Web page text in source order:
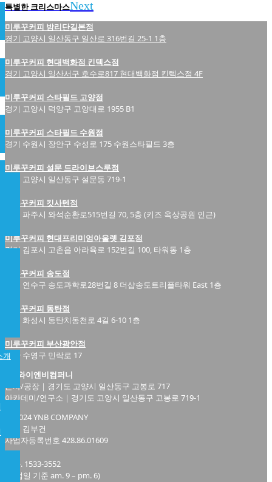
개
특별한 크리스마스Next
미루꾸커피 밤리단길본점
경기 고양시 일산동구 일산로 316번길 25-1 1층
미루꾸커피 현대백화점 킨텍스점
경기 고양시 일산서구 호수로817 현대백화점 킨텍스점 4F
미루꾸커피 스타필드 고양점
경기 고양시 덕양구 고양대로 1955 B1
미루꾸커피 스타필드 수원점
경기 수원시 장안구 수성로 175 수원스타필드 3층
미루꾸커피 설문 드라이브스루점
경기 고양시 일산동구 설문동 719-1
미루꾸커피 킷사텐점
경기 파주시 와석순환로515번길 70, 5층 (키즈 옥상공원 인근)
미루꾸커피 현대프리미엄아울렛 김포점
경기 김포시 고촌읍 아라육로 152번길 100, 타워동 1층
미루꾸커피 송도점
인천 연수구 송도과학로28번길 8 더샵송도트리플타워 East 1층
미루꾸커피 동탄점
경기 화성시 동탄치동천로 4길 6-10 1층
미루꾸커피 부산광안점
부산 수영구 민락로 17
(주)와이엔비컴퍼니
본사/공장｜경기도 고양시 일산동구 고봉로 717
아카데미/연구소｜경기도 고양시 일산동구 고봉로 719-1
ⓒ 2024 YNB COMPANY
대표 김부건
사업자등록번호 428.86.01609
전화. 1533-3552
(영업일 기준 am. 9 – pm. 6)